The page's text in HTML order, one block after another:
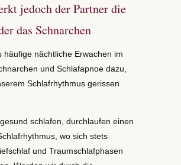
jedoch der Partner die
das Schnarchen
häufige nächtliche Erwachen im
und Schlafapnoe dazu,
Schlafrhythmus gerissen
schlafen, durchlaufen einen
wo sich stets
und Traumschlafphasen